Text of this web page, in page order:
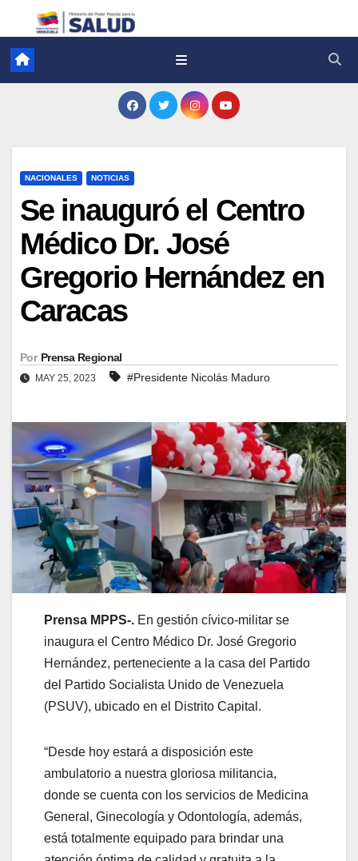
NACIONALES NOTICIAS
Se inauguró el Centro
Médico Dr. José
Gregorio Hernández en
Caracas
Por Prensa Regional
MAY 25, 2023 #Presidente Nicolás Maduro
Prensa MPPS-. En gestión cívico-militar se
inaugura el Centro Médico Dr. José Gregorio
Hernández, perteneciente a la casa del Partido
del Partido Socialista Unido de Venezuela
(PSUV), ubicado en el Distrito Capital.
“Desde hoy estará a disposición este
ambulatorio a nuestra gloriosa militancia,
donde se cuenta con los servicios de Medicina
General, Ginecología y Odontología, además,
está totalmente equipado para brindar una